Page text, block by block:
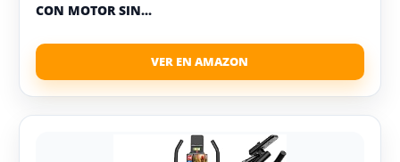
CON MOTOR SIN...